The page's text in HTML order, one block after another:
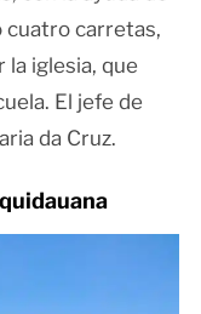
cuatro carretas,
iglesia, que
El jefe de
da Cruz.